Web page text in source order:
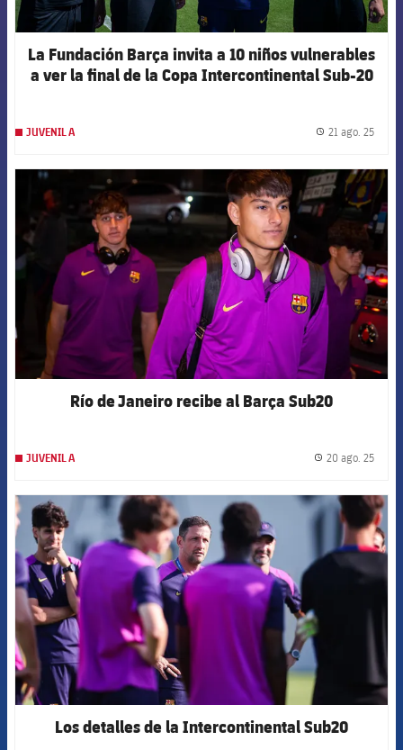
La Fundación Barça invita a 10 niños vulnerables
a ver la final de la Copa Intercontinental Sub-20
JUVENIL A 21 ago. 25
FCB Barcelona badge
Río de Janeiro recibe al Barça Sub20
JUVENIL A 20 ago. 25
FCB Barcelona badge
Los detalles de la Intercontinental Sub20